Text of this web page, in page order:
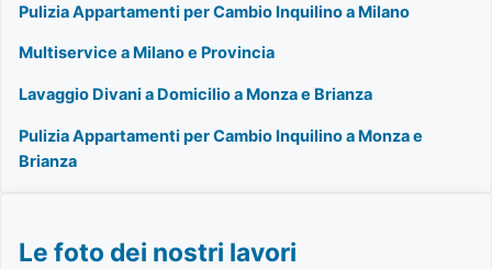
Pulizia Appartamenti per Cambio Inquilino a Milano
Multiservice a Milano e Provincia
Lavaggio Divani a Domicilio a Monza e Brianza
Pulizia Appartamenti per Cambio Inquilino a Monza e
Brianza
Le foto dei nostri lavori